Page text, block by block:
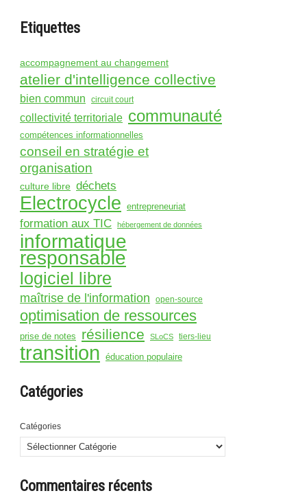
Etiquettes
accompagnement au changement
atelier d'intelligence collective
bien commun circuit court
collectivité territoriale communauté
compétences informationnelles
conseil en stratégie et
organisation
culture libre déchets
Electrocycle entrepreneuriat
formation aux TIC hébergement de données
informatique
responsable
logiciel libre
maîtrise de l'information open-source
optimisation de ressources
prise de notes résilience SLoCS tiers-lieu
transition éducation populaire
Catégories
Catégories
Commentaires récents